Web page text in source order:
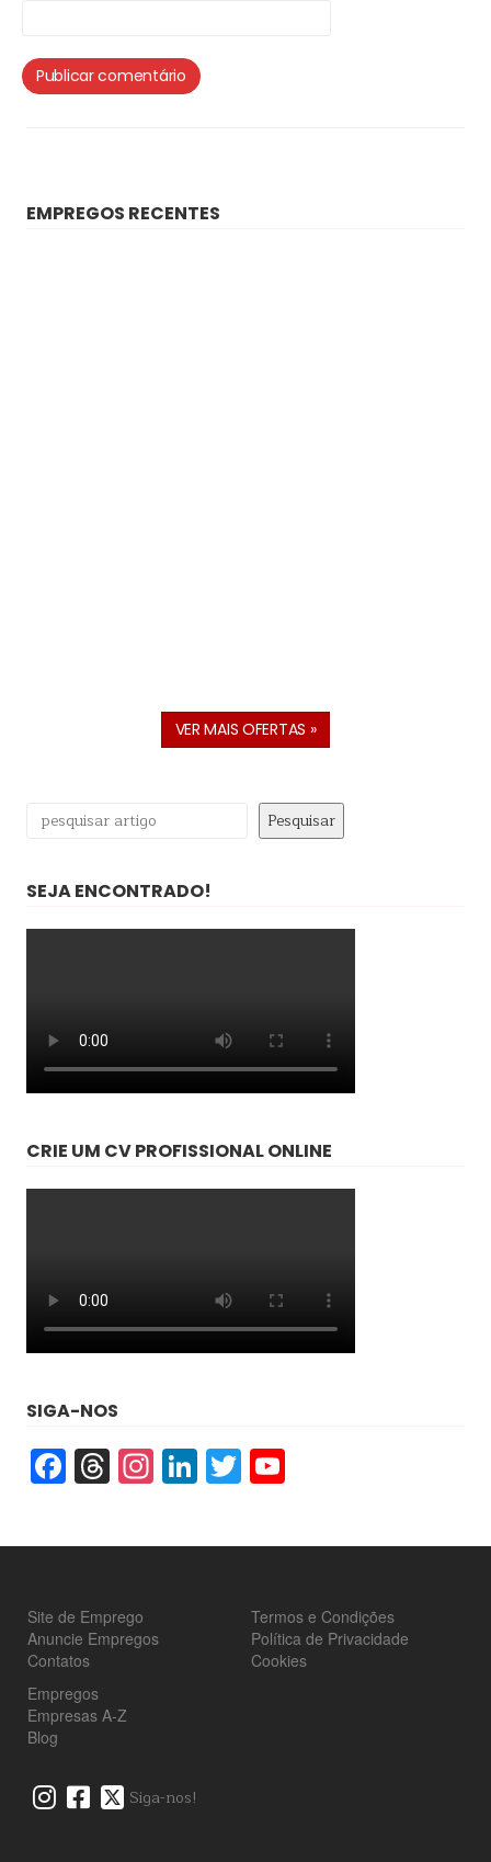
EMPREGOS RECENTES
VER MAIS OFERTAS »
Pesquisar Pesquisar
SEJA ENCONTRADO!
CRIE UM CV PROFISSIONAL ONLINE
SIGA-NOS
Facebook
Threads
Instagram
LinkedIn
Twitter
Site de Emprego
Anuncie Empregos
Contatos
Termos e Condições
Política de Privacidade
Cookies
Empregos
Empresas A-Z
Blog
Siga-nos!